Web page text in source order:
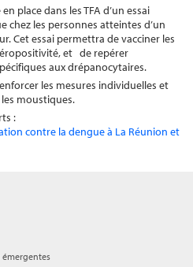
place dans les TFA d’un essai
chez les personnes atteintes d’un
Cet essai permettra de vacciner les
et de repérer
aux drépanocytaires.
les mesures individuelles et
moustiques.
:
contre la dengue à La Réunion et
émergentes